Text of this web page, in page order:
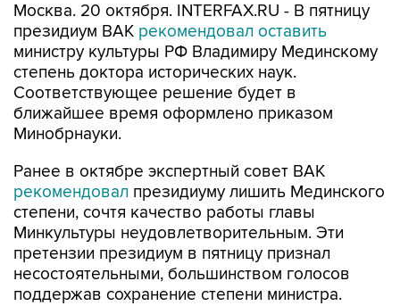
Москва. 20 октября. INTERFAX.RU - В пятницу
президиум ВАК рекомендовал оставить
министру культуры РФ Владимиру Мединскому
степень доктора исторических наук.
Соответствующее решение будет в
ближайшее время оформлено приказом
Минобрнауки.
Ранее в октябре экспертный совет ВАК
рекомендовал президиуму лишить Мединского
степени, сочтя качество работы главы
Минкультуры неудовлетворительным. Эти
претензии президиум в пятницу признал
несостоятельными, большинством голосов
поддержав сохранение степени министра.